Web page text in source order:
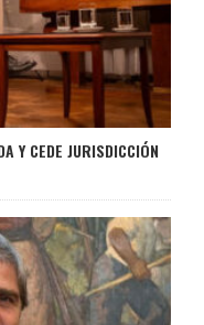
Y CEDE JURISDICCIÓN